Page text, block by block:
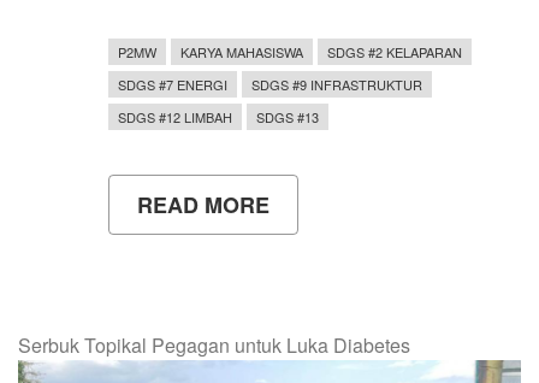
P2MW KARYA MAHASISWA
SDGS #2 KELAPARAN
SDGS #7 ENERGI
SDGS #9 INFRASTRUKTUR
SDGS #12 LIMBAH
SDGS #13
READ MORE
MAHASISWA
INSECT,
SOLUSI
Serbuk Topikal Pegagan untuk Luka Diabetes